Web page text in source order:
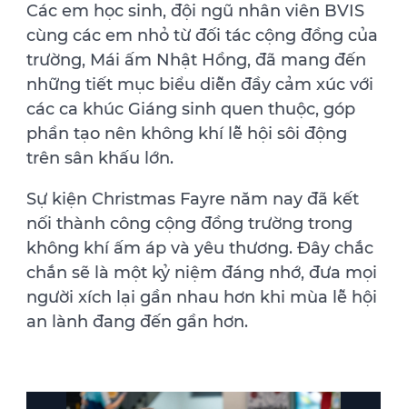
Các em học sinh, đội ngũ nhân viên BVIS
cùng các em nhỏ từ đối tác cộng đồng của
trường, Mái ấm Nhật Hồng, đã mang đến
những tiết mục biểu diễn đầy cảm xúc với
các ca khúc Giáng sinh quen thuộc, góp
phần tạo nên không khí lễ hội sôi động
trên sân khấu lớn.
Sự kiện Christmas Fayre năm nay đã kết
nối thành công cộng đồng trường trong
không khí ấm áp và yêu thương. Đây chắc
chắn sẽ là một kỷ niệm đáng nhớ, đưa mọi
người xích lại gần nhau hơn khi mùa lễ hội
an lành đang đến gần hơn.